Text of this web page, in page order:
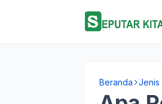
Beranda Jenis